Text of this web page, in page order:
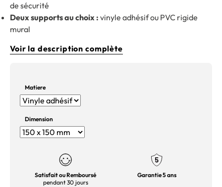
de sécurité
Deux supports au choix : vinyle adhésif ou PVC rigide
mural
Voir la description complète
Matiere
Dimension
Satisfait ou Remboursé
pendant 30 jours
Garantie 5 ans